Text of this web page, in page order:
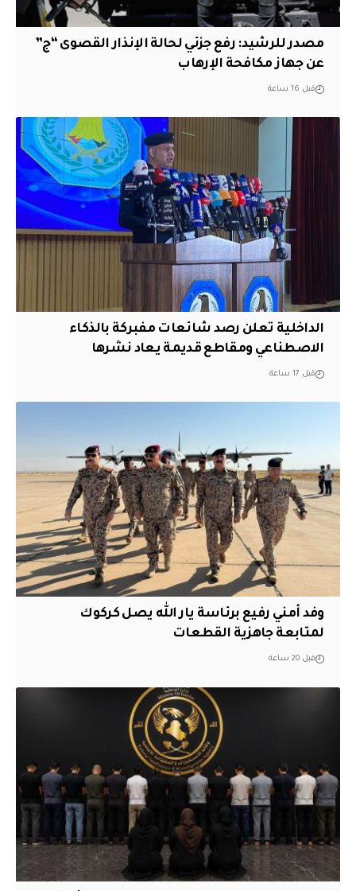
مصدر للرشيد: رفع جزئي لحالة الإنذار القصوى “ج”
عن جهاز مكافحة الإرهاب
قبل 16 ساعة
الداخلية تعلن رصد شائعات مفبركة بالذكاء
الاصطناعي ومقاطع قديمة يعاد نشرها
قبل 17 ساعة
وفد أمني رفيع برئاسة يار الله يصل كركوك
لمتابعة جاهزية القطعات
قبل 20 ساعة